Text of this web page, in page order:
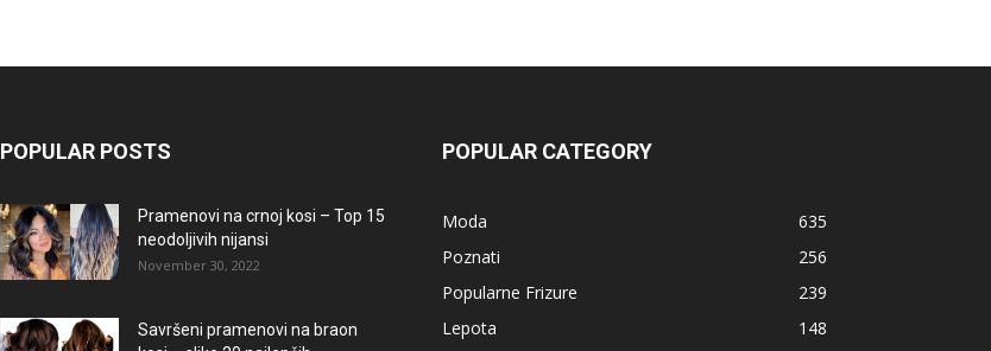
POPULAR POSTS
Pramenovi na crnoj kosi – Top 15
neodoljivih nijansi
November 30, 2022
Savršeni pramenovi na braon
POPULAR CATEGORY
Moda
635
Poznati
256
Popularne Frizure
239
Lepota
148